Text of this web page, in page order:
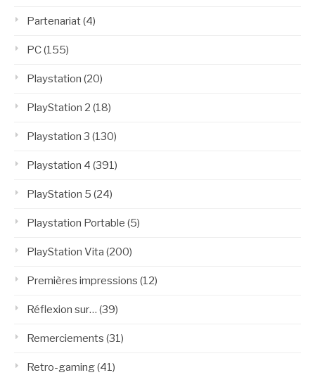
Partenariat(4)
PC(155)
Playstation (20)
PlayStation 2 (18)
Playstation 3 (130)
Playstation 4 (391)
PlayStation 5 (24)
Playstation Portable (5)
PlayStation Vita (200)
Premières impressions (12)
Réflexion sur… (39)
Remerciements (31)
Retro-gaming(41)